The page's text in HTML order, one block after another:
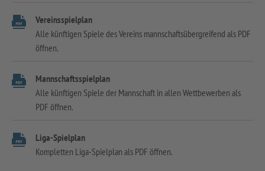
Vereinsspielplan
Alle künftigen Spiele des Vereins mannschaftsübergreifend als PDF
öffnen.
Mannschaftsspielplan
Alle künftigen Spiele der Mannschaft in allen Wettbewerben als
PDF öffnen.
Liga-Spielplan
Kompletten Liga-Spielplan als PDF öffnen.